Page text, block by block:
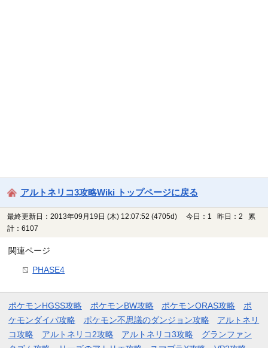
アルトネリコ3攻略Wiki トップページに戻る
最終更新日：2013年09月19日 (木) 12:07:52 (4705d)
今日：1 昨日：2 累
計：6107
関連ページ
PHASE4
ポケモンHGSS攻略 ポケモンBW攻略 ポケモンORAS攻略
ポ
ケモンダイパ攻略
ポケモン不思議のダンジョン攻略
アルトネリ
コ攻略
アルトネリコ2攻略 アルトネリコ3攻略
グランファン